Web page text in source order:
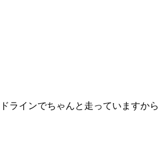
インでちゃんと走っていますから